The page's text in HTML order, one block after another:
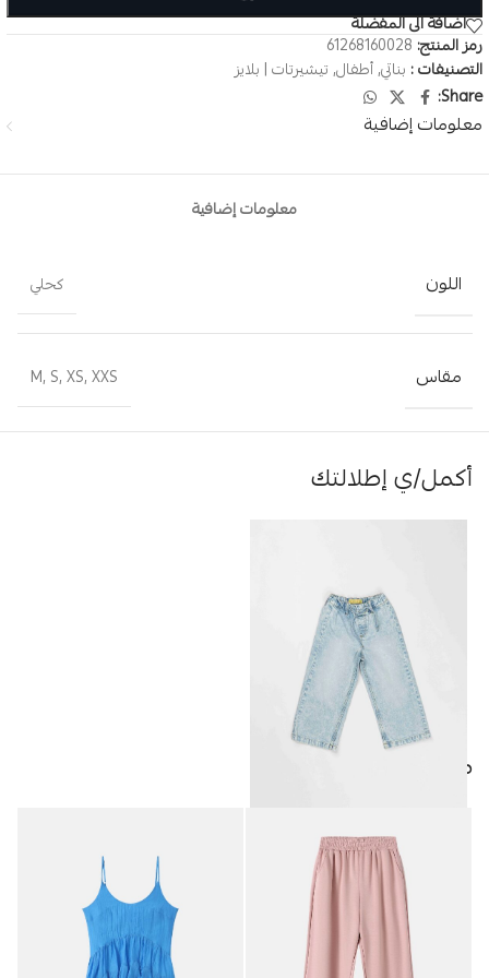
اضافة الى المفضلة
رمز المنتج: 61268160028
التصنيفات : بناتي,أطفال, تيشيرتات | بلايز
Share:
معلومات إضافية
معلومات إضافية
اللون كحلي
مقاس M, S, XS, XXS
أكمل/ي إطلالتك
منتجات مميزة